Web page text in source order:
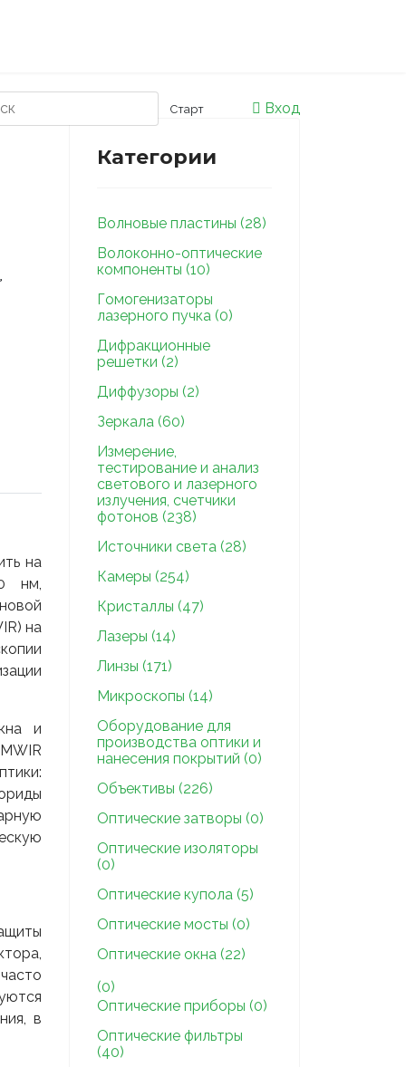
Вход
на
нм,
на
и
в
Категории
Волновые пластины (28)
Волоконно-оптические
компоненты (10)
Гомогенизаторы
лазерного пучка (0)
Дифракционные
решетки (2)
Диффузоры (2)
Зеркала (60)
Измерение,
тестирование и анализ
светового и лазерного
излучения, счетчики
фотонов (238)
Источники света (28)
Камеры (254)
Кристаллы (47)
Лазеры (14)
Линзы (171)
Микроскопы (14)
Оборудование для
производства оптики и
нанесения покрытий (0)
Объективы (226)
Оптические затворы (0)
Оптические изоляторы
(0)
Оптические купола (5)
Оптические мосты (0)
Оптические окна (22)
(0)
Оптические приборы (0)
Оптические фильтры
(40)